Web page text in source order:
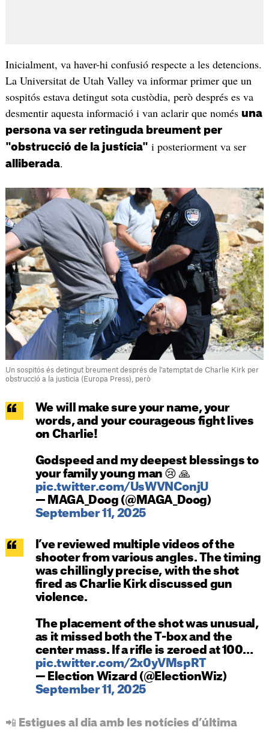
Inicialment, va haver-hi confusió respecte a les detencions.
La Universitat de Utah Valley va informar primer que un
sospitós estava detingut sota custòdia, però després es va
desmentir aquesta informació i van aclarir que només una
persona va ser retinguda breument per
"obstrucció de la justícia" i posteriorment va ser
alliberada.
Un sospitós és detingut breument després de l'atemptat de Charlie Kirk per
obstrucció a la justicia (Europa Press), però
We will make sure your name, your
words, and your courageous fight lives
on Charlie!
Godspeed and my deepest blessings to
your family young man 😢 🙏
pic.twitter.com/UsWVNConjU
— MAGA_Doog (@MAGA_Doog)
September 11, 2025
I’ve reviewed multiple videos of the
shooter from various angles. The timing
was chillingly precise, with the shot
fired as Charlie Kirk discussed gun
violence.
The placement of the shot was unusual,
as it missed both the T-box and the
center mass. If a rifle is zeroed at 100…
pic.twitter.com/2x0yVMspRT
— Election Wizard (@ElectionWiz)
September 11, 2025
📲 Estigues al dia amb les notícies d’última